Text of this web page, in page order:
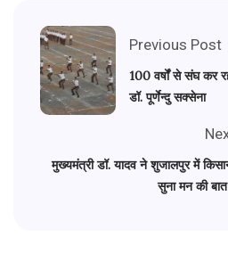
Previous Post
100 वर्षों से संघ कर
डॉ. पूर्णेन्दु सक्सेना
मुख्यमंत्री डॉ. यादव ने शुजालपुर में
सुना मन की